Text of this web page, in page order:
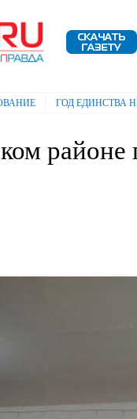
ГОД ЕДИНСТВА
районе